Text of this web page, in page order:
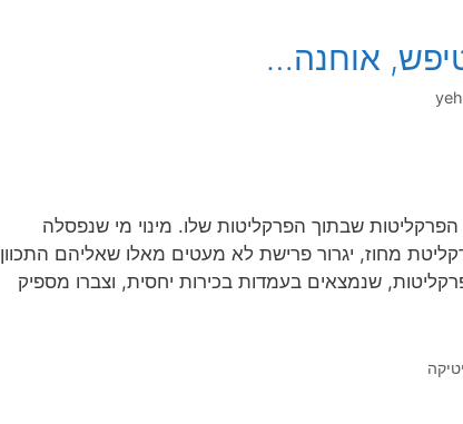
אוחנה…
שבתוך הפרקליטות שלו. מינוי מי שנפסלה
מחוז, יגרור פרישת לא מעטים מאלו שאליהם התכוון
שנמצאים בעמדות בכירות יחסית, וצברו מספיק